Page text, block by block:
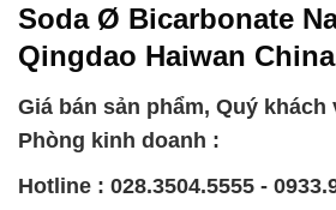
Soda Ø Bicarbonate
Qingdao Haiwan China
Giá bán sản phẩm, Quý
Phòng kinh doanh :
Hotline : 028.3504.5555 -